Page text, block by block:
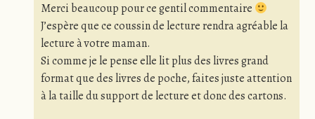
Merci beaucoup pour ce gentil commentaire
J’espère que ce coussin de lecture rendra agréable la
lecture à votre maman.
Si comme je le pense elle lit plus des livres grand
format que des livres de poche, faites juste attention
à la taille du support de lecture et donc des cartons.